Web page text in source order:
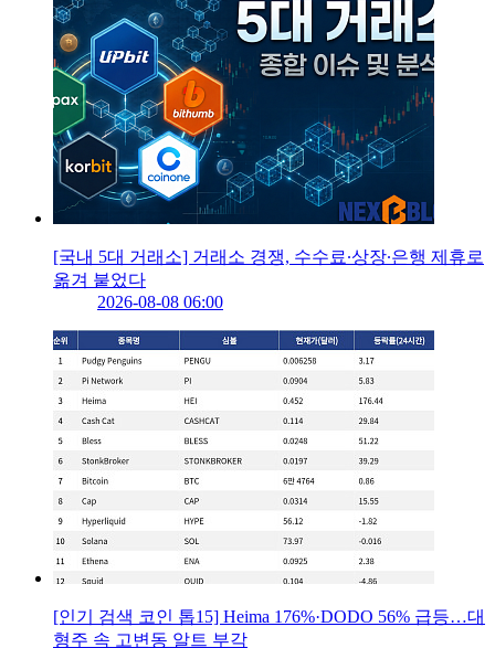
[국내 5대 거래소] 거래소 경쟁, 수수료∙상장∙은행 제휴로
옮겨 붙었다
2026-08-08 06:00
[인기 검색 코인 톱15] Heima 176%·DODO 56% 급등…대
형주 속 고변동 알트 부각